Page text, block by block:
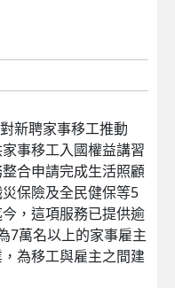
新聘家事移工推動
事移工入國權益講習
合申請完成生活照顧
保險及全民健保等5
，這項服務已提供逾
7萬名以上的家事雇主
為移工與雇主之間建